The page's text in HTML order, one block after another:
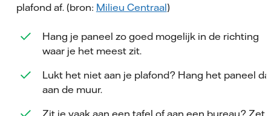
plafond af. (bron: Milieu Centraal)
Hang je paneel zo goed mogelijk in de richting
waar je het meest zit.
Lukt het niet aan je plafond? Hang het paneel
aan de muur.
Zit je vaak aan een tafel of aan een bureau? Zet